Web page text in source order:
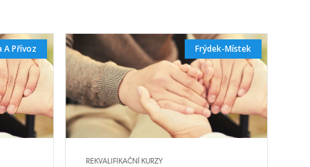
A Přívoz Frýdek-Místek
REKVALIFIKAČNÍ KURZY